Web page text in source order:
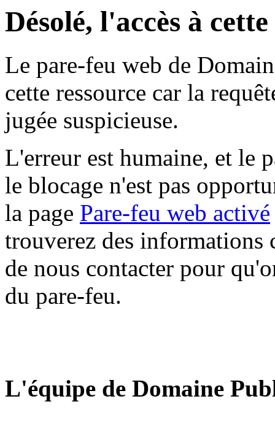
Désolé, l'accès à
Le pare-feu web de
cette ressource car la
jugée suspicieuse.
L'erreur est humaine, et le
le blocage n'est pas
la page Pare-feu web activé
trouverez des informations
de nous contacter pour
du pare-feu.
L'équipe de Domaine